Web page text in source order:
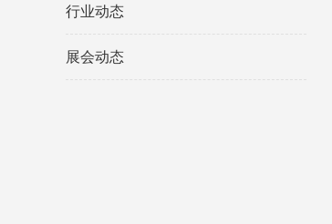
行业动态
展会动态